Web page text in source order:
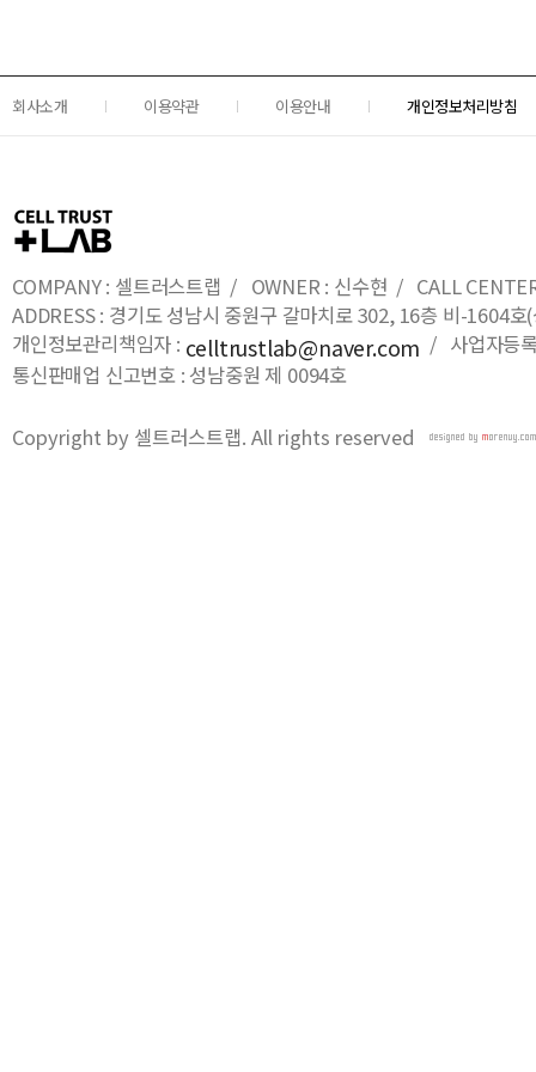
회사소개 이용약관 이용안내 개인정보처리방침
COMPANY : 셀트러스트랩 / OWNER : 신수현 / CALL
ADDRESS : 경기도 성남시 중원구 갈마치로 302, 16층 비-1604
개인정보관리책임자 : celltrustlab@naver.com / 사업자등
통신판매업 신고번호 : 성남중원 제 0094호
Copyright by 셀트러스트랩. All rights reserved